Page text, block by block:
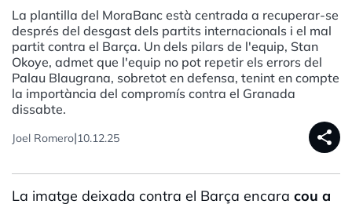
La plantilla del MoraBanc està centrada a recuperar-se
després del desgast dels partits internacionals i el mal
partit contra el Barça. Un dels pilars de l'equip, Stan
Okoye, admet que l'equip no pot repetir els errors del
Palau Blaugrana, sobretot en defensa, tenint en compte
la importància del compromís contra el Granada
dissabte.
Joel Romero|10.12.25 share
La imatge deixada contra el Barça encara cou a